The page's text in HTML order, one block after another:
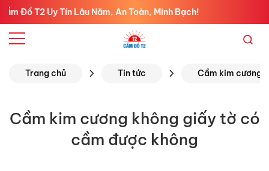
Uy Tín Lâu Năm, An Toàn, Minh Bạch!
Trang chủ Tin tức Cầm kim cương
Cầm kim cương không giấy tờ có
cầm được không